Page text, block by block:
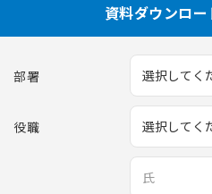
資料ダウンロ
部署
役職